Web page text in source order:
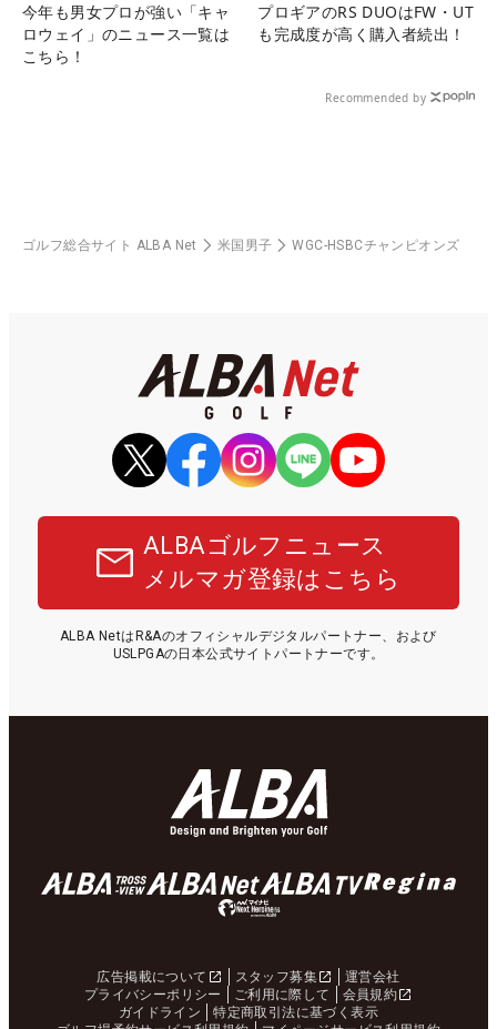
今年も男女プロが強い「キャ
ロウェイ」のニュース一覧は
こちら！
プロギアのRS DUOはFW・UT
も完成度が高く購入者続出！
Recommended by
ゴルフ総合サイト ALBA Net 米国男子 WGC-HSBCチャンピオンズ
ALBAゴルフニュース
メルマガ登録はこちら
ALBA NetはR&Aのオフィシャルデジタルパートナー、および
USLPGAの日本公式サイトパートナーです。
広告掲載について スタッフ募集
運営会社
プライバシーポリシー
ご利用に際して
会員規約
ガイドライン
特定商取引法に基づく表示